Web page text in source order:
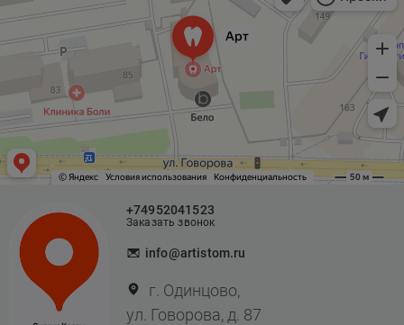
+74952041523
Заказать звонок
info@artistom.ru
г. Одинцово,
ул. Говорова, д. 87